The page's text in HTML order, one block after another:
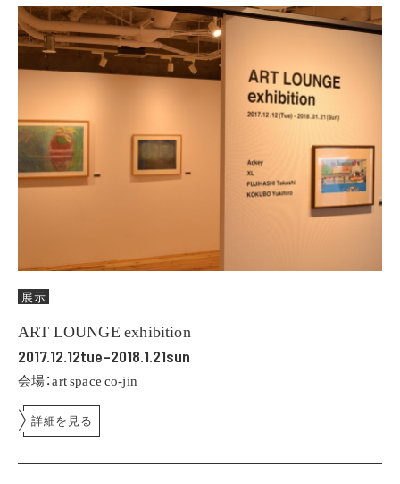
展示
ART LOUNGE exhibition
2017.12.12tue–2018.1.21sun
会場：art space co-jin
詳細を見る